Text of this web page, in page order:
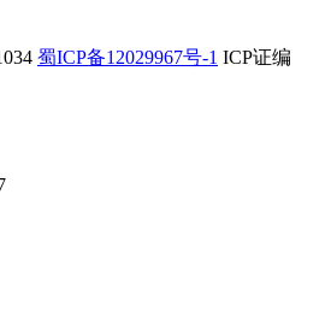
蜀ICP备12029967号-1 ICP证编